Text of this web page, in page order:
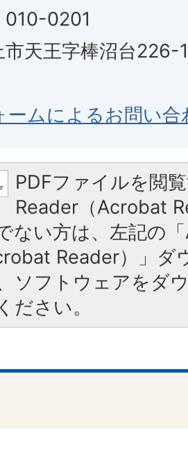
010-0201
市天王字棒沼台226-1
ームによるお問い合
PDFファイルを閲
Reader（Acrobat
ない方は、左記の
Reader）」ダ
ソフトウェアをダ
ださい。